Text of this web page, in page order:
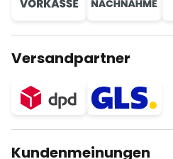
Versandpartner
Kundenmeinungen